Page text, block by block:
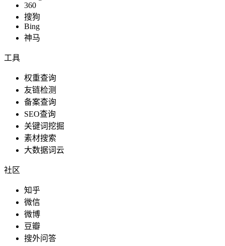
360
搜狗
Bing
神马
工具
权重查询
友链检测
备案查询
SEO查询
关键词挖掘
素材搜索
大数据词云
社区
知乎
微信
微博
豆瓣
搜外问答